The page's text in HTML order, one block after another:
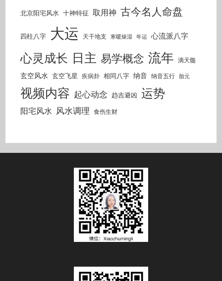
北京阳宅风水 十神特征 取用神 古今名人命盘
四柱八字 大运 天干地支 寒暖燥湿 年运 心流派八字
心灵成长 日主 易学概念 流年 滴天髓
玄空风水 玄空飞星 疾病卦 相同八字 纳音 纳音五行 胎元
视频内容 起心动念 趋吉避凶 运势
阳宅风水 风水调理 食伤生财